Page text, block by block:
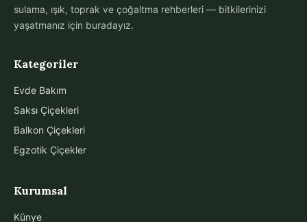
sulama, ışık, toprak ve çoğaltma rehberleri — bitkilerinizi
yaşatmanız için buradayız.
Kategoriler
Evde Bakım
Saksı Çiçekleri
Balkon Çiçekleri
Egzotik Çiçekler
Kurumsal
Künye